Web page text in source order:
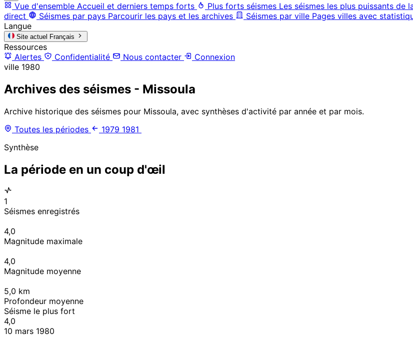
Vue d'ensemble Accueil et derniers temps forts Plus forts séismes Les séismes les plus puissants de
direct
Séismes par pays Parcourir les pays et les archives Séismes par ville Pages villes avec
Langue
Site actuel Français
Ressources
Alertes
Confidentialité Nous contacter
Connexion
ville 1980
Archives des séismes - Missoula
Archive historique des séismes pour Missoula, avec synthèses d'activité par année et par mois.
Toutes les périodes
1979 1981
Synthèse
La période en un coup d'œil
1
Séismes enregistrés
4,0
Magnitude maximale
4,0
Magnitude moyenne
5,0 km
Profondeur moyenne
Séisme le plus fort
4,0
10 mars 1980